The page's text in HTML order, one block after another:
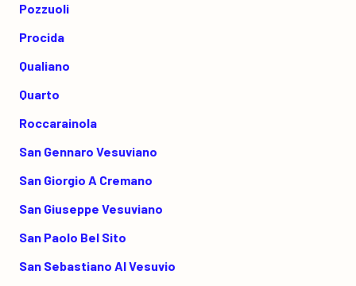
Pozzuoli
Procida
Qualiano
Quarto
Roccarainola
San Gennaro Vesuviano
San Giorgio A Cremano
San Giuseppe Vesuviano
San Paolo Bel Sito
San Sebastiano Al Vesuvio